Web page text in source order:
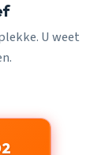
U weet